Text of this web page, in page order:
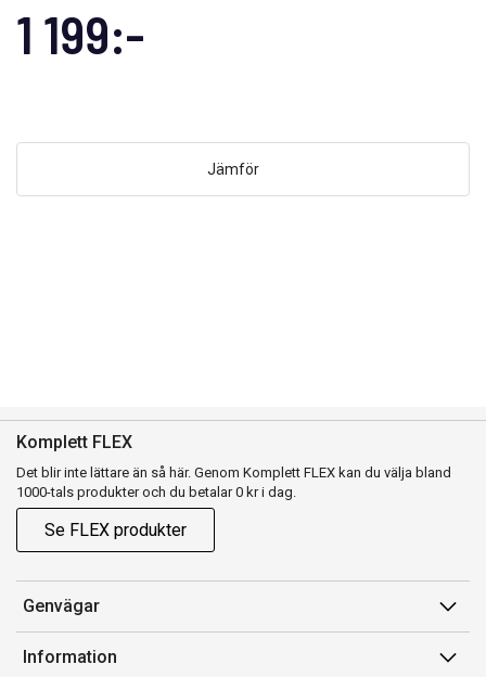
1 199:-
Jämför
Komplett FLEX
Det blir inte lättare än så här. Genom Komplett FLEX kan du välja bland
1000-tals produkter och du betalar 0 kr i dag.
Se FLEX produkter
Genvägar
Konto
Information